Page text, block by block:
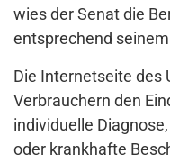
wies der Senat die
entsprechend
Die Internetseite des
Verbrauchern den
individuelle
oder krankhafte